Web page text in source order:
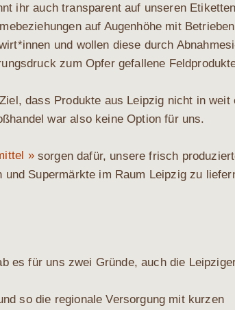
ihr auch trans­pa­rent auf unse­ren Eti­ket­ten
auf Augen­hö­he mit
und wol­len die­se durch
zum Opfer gefal­le­ne
dass Pro­duk­te aus Leip­zig nicht in
war also kei­ne Opti­on für uns.
»sor­gen dafür, unse­re frisch
Super­märk­te im Raum Leip­zig zu
es für uns zwei Grün­de, auch die
so die regio­na­le Ver­sor­gung mit kur­zen